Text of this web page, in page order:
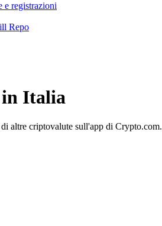
e registrazioni
Repo
in Italia
altre criptovalute sull'app di Crypto.com.